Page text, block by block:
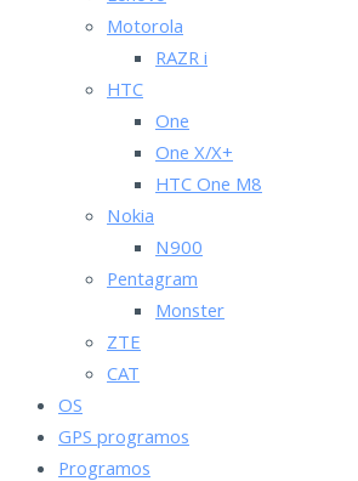
Motorola
RAZR i
HTC
One
One X/X+
HTC One M8
Nokia
N900
Pentagram
Monster
ZTE
CAT
OS
GPS programos
Programos